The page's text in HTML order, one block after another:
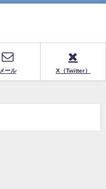
メール X（Twitter）